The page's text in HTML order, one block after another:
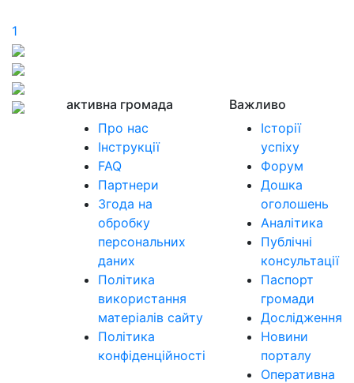
1
активна громада
Про нас
Інструкції
FAQ
Партнери
Згода на
обробку
персональних
даних
Політика
використання
матеріалів сайту
Політика
конфіденційності
Важливо
Історії
успіху
Форум
Дошка
оголошень
Аналітика
Публічні
консультації
Паспорт
громади
Дослідження
Новини
порталу
Оперативна